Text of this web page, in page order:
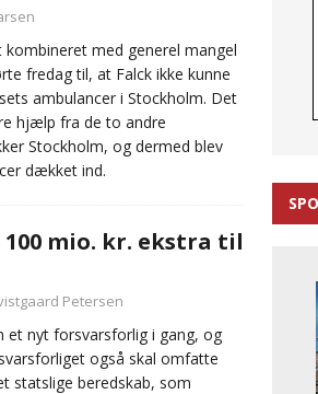
med generel mangel
fredag til, at Falck ikke kunne
ambulancer i Stockholm. Det
hjælp fra de to andre
Stockholm, og dermed blev
dækket ind.
mio. kr. ekstra til
Petersen
et nyt forsvarsforlig i gang, og
også skal omfatte
statslige beredskab, som